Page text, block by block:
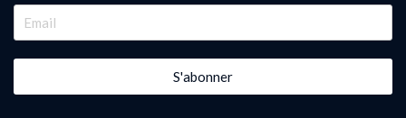
S'abonner